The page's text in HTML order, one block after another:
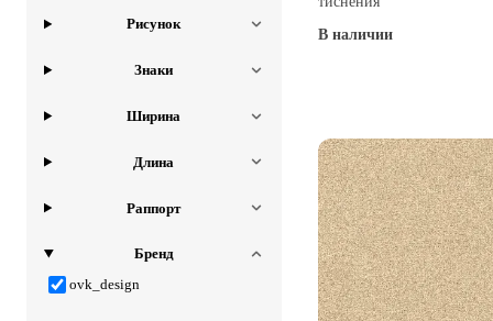
Рисунок
Знаки
Ширина
Длина
Раппорт
Бренд
ovk_design
В наличии